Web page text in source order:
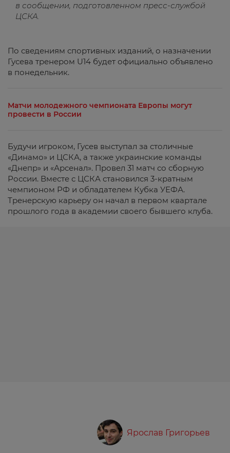
в сообщении, подготовленном пресс-службой
ЦСКА.
По сведениям спортивных изданий, о назначении
Гусева тренером U14 будет официально объявлено
в понедельник.
Матчи молодежного чемпионата Европы могут
провести в России
Будучи игроком, Гусев выступал за столичные
«Динамо» и ЦСКА, а также украинские команды
«Днепр» и «Арсенал». Провел 31 матч со сборную
России. Вместе с ЦСКА становился 3-кратным
чемпионом РФ и обладателем Кубка УЕФА.
Тренерскую карьеру он начал в первом квартале
прошлого года в академии своего бывшего клуба.
Ярослав Григорьев